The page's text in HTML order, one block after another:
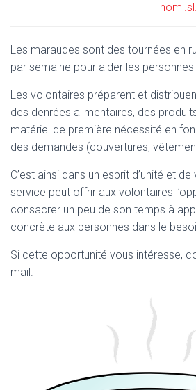
Les maraudes sont des tournées en
par semaine pour aider les personnes
Les volontaires préparent et
des denrées alimentaires, des
matériel de première nécessité en
des demandes (couvertures,
C’est ainsi dans un esprit d’unité et
service peut offrir aux volontaires
consacrer un peu de son temps à
concrète aux personnes dans le
Si cette opportunité vous intéresse,
mail.